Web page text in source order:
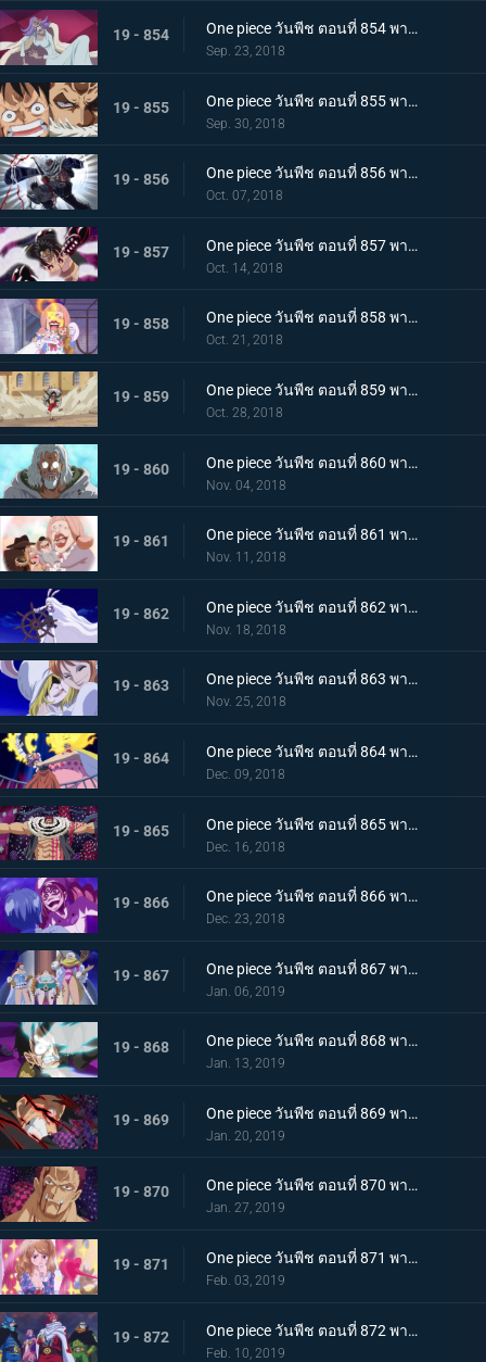
19 - 854 One piece วันพีช ตอนที่ 854 พากย์ไทย การคุกคามของตัวตุ่น ความนิ่ง และการต่อสู้ของลูฟี่
Sep. 23, 2018
19 - 855 One piece วันพีช ตอนที่ 855 พากย์ไทย ศึกตัดสินที่เดิมพันด้วยชีวิต คาตาคุริเริ่มเกรี้ยวกราด!
Sep. 30, 2018
19 - 856 One piece วันพีช ตอนที่ 856 พากย์ไทย ความลับต้องห้าม! เมริเอนด้าของคาตาคุริ!
Oct. 07, 2018
19 - 857 One piece วันพีช ตอนที่ 857 พากย์ไทย การโต้กลับของลูฟี่! จุดอ่อนของคาตาคุริผู้ไร้เทียมทาน
Oct. 14, 2018
19 - 858 One piece วันพีช ตอนที่ 858 พากย์ไทย เข้าตาจนอีกครั้ง! เกียร์ 4 vs โดนัทไร้เทียมทาน!
Oct. 21, 2018
19 - 859 One piece วันพีช ตอนที่ 859 พากย์ไทย ชิฟฟ่อน! ผู้ต่อต้าน แผนการยิ่งใหญ่ในการลำเลียงเค้กของซันจิ
Oct. 28, 2018
19 - 860 One piece วันพีช ตอนที่ 860 พากย์ไทย วิถีลูกผู้ชาย! การตัดสินใจของกัปตันเบจและลูฟี่
Nov. 04, 2018
19 - 861 One piece วันพีช ตอนที่ 861 พากย์ไทย เค้กกำลังจม! ซันจิและเบจในศึกหนีตาย!
Nov. 11, 2018
19 - 862 One piece วันพีช ตอนที่ 862 พากย์ไทย ซูลอง! การกลายร่างครั้งใหญ๋ที่แสนพิศวงของแครอท
Nov. 18, 2018
19 - 863 One piece วันพีช ตอนที่ 863 พากย์ไทย บุกทะลวงเข้าไป! สงครามทางทะเลครั้งใหญ่ของพวกหมวกฟาง
Nov. 25, 2018
19 - 864 One piece วันพีช ตอนที่ 864 พากย์ไทย การปะทะกันระหว่าง! สี่จักรพรรดิ ปะทะ พวกหมวกฟาง!
Dec. 09, 2018
19 - 865 One piece วันพีช ตอนที่ 865 พากย์ไทย เคล็ดลับวิชาจากเรย์ลี่! การพลิกเกมการต่อสู้กับคาตาคุริได้เริ่มขึ้นแล้ว
Dec. 16, 2018
19 - 866 One piece วันพีช ตอนที่ 866 พากย์ไทย ในที่สุดก็กลับมา! ซันจิ ชายผู้หยุดสี่จักรพรรดิ
Dec. 23, 2018
19 - 867 One piece วันพีช ตอนที่ 867 พากย์ไทย ศัตรูในเงามืด! นักลอบสังหารจู่โจมลูฟี่!
Jan. 06, 2019
19 - 868 One piece วันพีช ตอนที่ 868 พากย์ไทย การตัดสินใจของลูกผู้ชาย เดิมพันครั้งใหญ๋ที่แลกด้วยชีวิต
Jan. 13, 2019
19 - 869 One piece วันพีช ตอนที่ 869 พากย์ไทย จงตื่นขึ้นมา! ฮาคิสังเกตการณ์ สู่สุดยอดความแข็งแกร่ง!
Jan. 20, 2019
19 - 870 One piece วันพีช ตอนที่ 870 พากย์ไทย หมัดความเร็วสุดยอด! เกียร์ 4 ใหม่เริ่มทำงาน
Jan. 27, 2019
19 - 871 One piece วันพีช ตอนที่ 871 พากย์ไทย ศึกบทสรุป! การต่อสู้แห่งศักดิ์ศรีกับคาตาคุริ!
Feb. 03, 2019
19 - 872 One piece วันพีช ตอนที่ 872 พากย์ไทย เข้าตาจน! กำแพงเหล็กล้อมกรอบลูฟี่!
Feb. 10, 2019